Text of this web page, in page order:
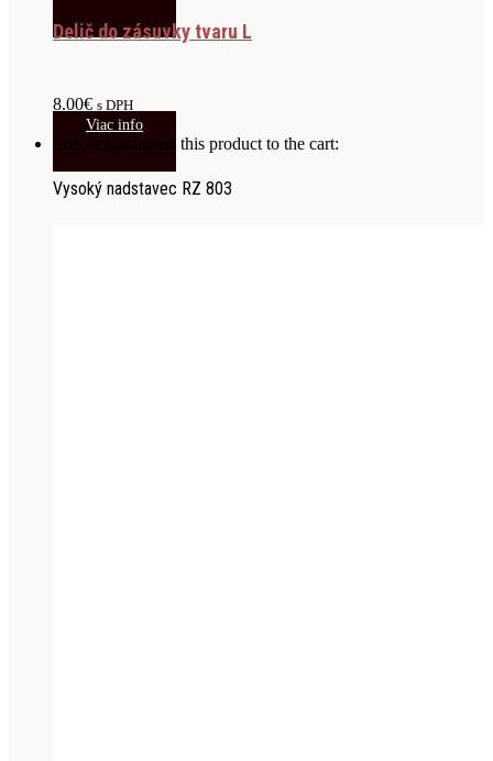
Delič do zásuvky tvaru L
8.00€ s DPH
Viac info
You've just added this product to the cart:
Vysoký nadstavec RZ 803